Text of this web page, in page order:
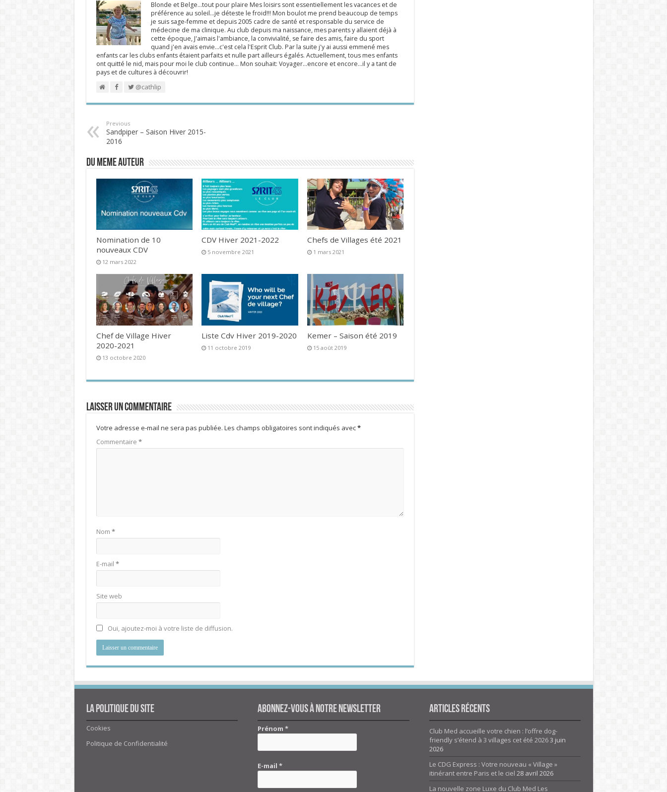
Blonde et Belge...tout pour plaire Mes loisirs sont essentiellement les vacances et de
préférence au soleil...je déteste le froid!!! Mon boulot me prend beaucoup de temps
je suis sage-femme et depuis 2005 cadre de santé et responsable du service de
médecine de ma clinique. Au club depuis ma naissance, mes parents y allaient déjà à
cette époque, J'aimais l'ambiance, la convivialité, se faire des amis, faire du sport
quand j'en avais envie...c'est cela l'Esprit Club. Par la suite j'y ai aussi emmené mes
enfants car les clubs enfants étaient parfaits et nulle part ailleurs égalés. Actuellement, tous mes enfants
ont quitté le nid, mais pour moi le club continue... Mon souhait: Voyager...encore et encore...il y a tant de
pays et de cultures à découvrir!
@cathlip
Previous
Sandpiper – Saison Hiver 2015-
2016
DU MEME AUTEUR
Nomination de 10
nouveaux CDV
12 mars 2022
CDV Hiver 2021-2022
5 novembre 2021
Chefs de Villages été 2021
1 mars 2021
Chef de Village Hiver
2020-2021
13 octobre 2020
Liste Cdv Hiver 2019-2020
11 octobre 2019
Kemer – Saison été 2019
15 août 2019
Laisser un commentaire
Votre adresse e-mail ne sera pas publiée. Les champs obligatoires sont indiqués avec*
Commentaire *
Nom *
E-mail *
Site web
Oui, ajoutez-moi à votre liste de diffusion.
La politique du site
Cookies
Politique de Confidentialité
Abonnez-vous à notre newsletter
Prénom*
E-mail*
Articles Récents
Club Med accueille votre chien : l’offre dog-
friendly s’étend à 3 villages cet été 20263 juin
2026
Le CDG Express : Votre nouveau « Village »
itinérant entre Paris et le ciel 28 avril 2026
La nouvelle zone Luxe du Club Med Les